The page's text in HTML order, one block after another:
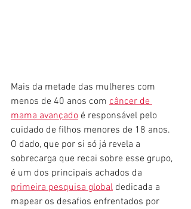
Mais da metade das mulheres com
menos de 40 anos com câncer de
mama avançado é responsável pelo
cuidado de filhos menores de 18 anos.
O dado, que por si só já revela a
sobrecarga que recai sobre esse grupo,
é um dos principais achados da
primeira pesquisa global dedicada a
mapear os desafios enfrentados por